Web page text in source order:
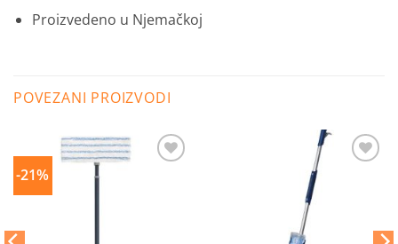
Proizvedeno u Njemačkoj
POVEZANI PROIZVODI
-21%